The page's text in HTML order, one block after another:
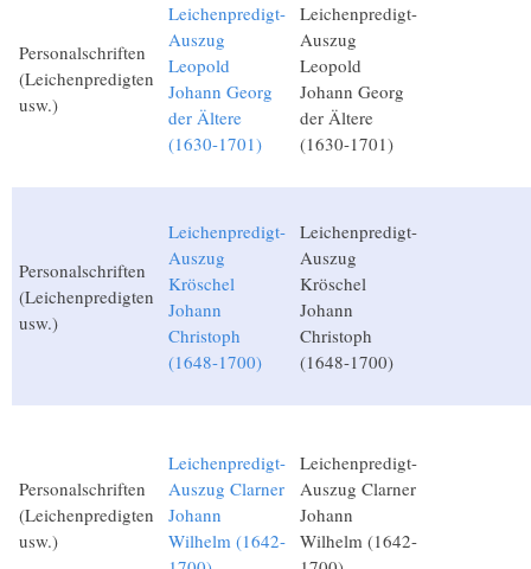
Personalschriften
(Leichenpredigten
usw.)
Leichenpredigt-
Auszug
Leopold
Johann Georg
der Ältere
(1630-1701)
Leichenpredigt-
Auszug
Leopold
Johann Georg
der Ältere
(1630-1701)
Personalschriften
(Leichenpredigten
usw.)
Leichenpredigt-
Auszug
Kröschel
Johann
Christoph
(1648-1700)
Leichenpredigt-
Auszug
Kröschel
Johann
Christoph
(1648-1700)
Personalschriften
(Leichenpredigten
usw.)
Leichenpredigt-
Auszug Clarner
Johann
Wilhelm (1642-
Leichenpredigt-
Auszug Clarner
Johann
Wilhelm (1642-